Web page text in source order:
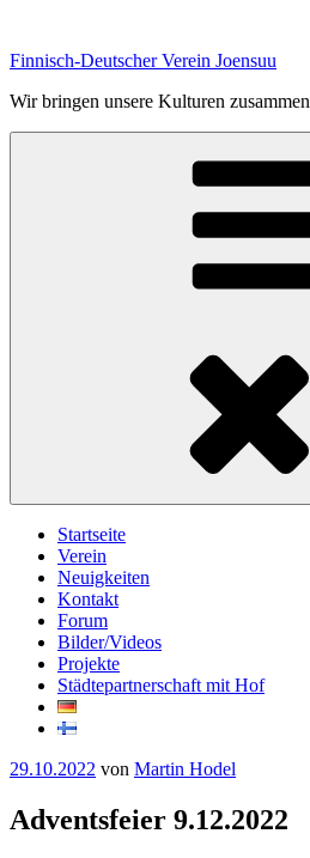
springen
Finnisch-Deutscher Verein Joensuu
Wir bringen unsere Kulturen zusammen
Startseite
Verein
Neuigkeiten
Kontakt
Forum
Bilder/Videos
Projekte
Städtepartnerschaft mit Hof
Veröffentlicht
29.10.2022 von Martin Hodel
Adventsfeier 9.12.2022